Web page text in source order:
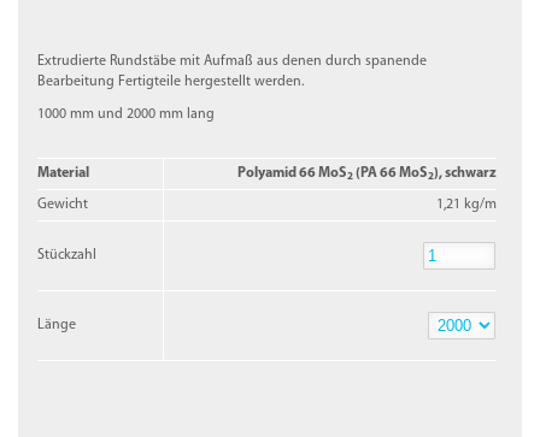
Extrudierte Rundstäbe mit Aufmaß aus denen durch spanende
Bearbeitung Fertigteile hergestellt werden.
1000 mm und 2000 mm lang
Material Polyamid 66 MoS2 (PA 66 MoS2), schwarz
Gewicht 1,21 kg/m
Stückzahl
Länge